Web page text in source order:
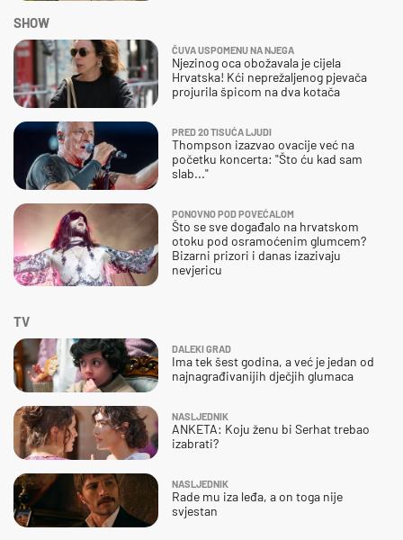
SHOW
ČUVA USPOMENU NA NJEGA
Njezinog oca obožavala je cijela
Hrvatska! Kći neprežaljenog pjevača
projurila špicom na dva kotača
PRED 20 TISUĆA LJUDI
Thompson izazvao ovacije već na
početku koncerta: "Što ću kad sam
slab..."
PONOVNO POD POVEĆALOM
Što se sve događalo na hrvatskom
otoku pod osramoćenim glumcem?
Bizarni prizori i danas izazivaju
nevjericu
TV
DALEKI GRAD
Ima tek šest godina, a već je jedan od
najnagrađivanijih dječjih glumaca
NASLJEDNIK
ANKETA: Koju ženu bi Serhat trebao
izabrati?
NASLJEDNIK
Rade mu iza leđa, a on toga nije
svjestan